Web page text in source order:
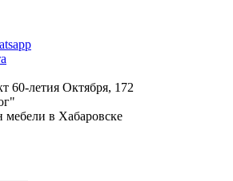
60-летия Октября, 172
мебели в Хабаровске